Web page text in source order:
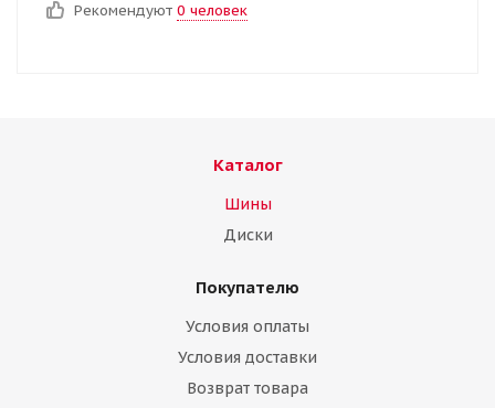
Рекомендуют 0 человек
Каталог
Шины
Диски
Покупателю
Условия оплаты
Условия доставки
Возврат товара